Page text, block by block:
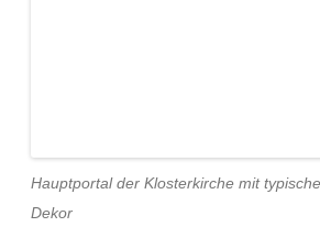
Hauptportal der Klosterkirche mit
Dekor